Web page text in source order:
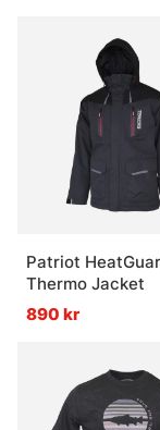
Patriot
Thermo Jacket
890 kr